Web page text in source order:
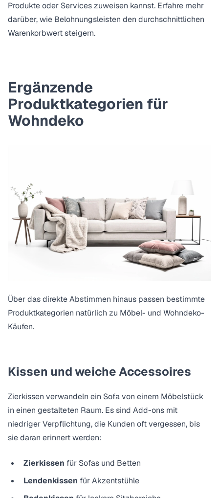
Produkte oder Services zuweisen kannst. Erfahre mehr
darüber,wie Belohnungsleisten den durchschnittlichen
Warenkorbwert steigern.
Ergänzende
Produktkategorien für
Wohndeko
Über das direkte Abstimmen hinaus passen bestimmte
Produktkategorien natürlich zu Möbel- und Wohndeko-
Käufen.
Kissen und weiche Accessoires
Zierkissen verwandeln ein Sofa von einem Möbelstück
in einen gestalteten Raum. Es sind Add-ons mit
niedriger Verpflichtung, die Kunden oft vergessen, bis
sie daran erinnert werden:
Zierkissen für Sofas und Betten
Lendenkissen für Akzentstühle